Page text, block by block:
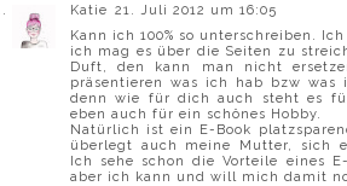
Katie 21. Juli 2012 um 16:05
Kann ich 100% so unterschreiben.
ich mag es über die Seiten zu
Duft, den kann man nicht
präsentieren was ich hab bzw was
denn wie für dich auch steht es
eben auch für ein schönes Hobby.
Natürlich ist ein E-Book
überlegt auch meine Mutter, sich
Ich sehe schon die Vorteile eines
aber ich kann und will mich damit